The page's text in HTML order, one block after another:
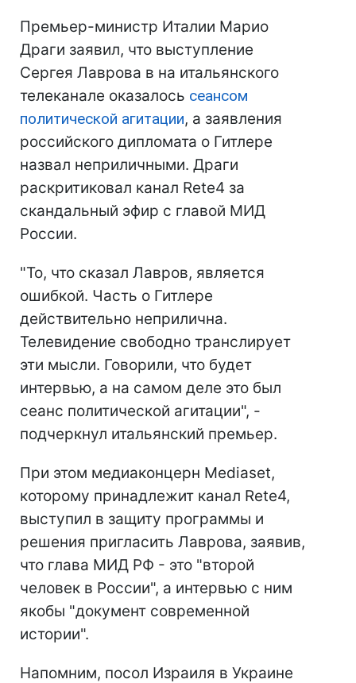
Премьер-министр Италии Марио
Драги заявил, что выступление
Сергея Лаврова в на итальянского
телеканале оказалось сеансом
политической агитации, а заявления
российского дипломата о Гитлере
назвал неприличными. Драги
раскритиковал канал Rete4 за
скандальный эфир с главой МИД
России.
"То, что сказал Лавров, является
ошибкой. Часть о Гитлере
действительно неприлична.
Телевидение свободно транслирует
эти мысли. Говорили, что будет
интервью, а на самом деле это был
сеанс политической агитации", -
подчеркнул итальянский премьер.
При этом медиаконцерн Mediaset,
которому принадлежит канал Rete4,
выступил в защиту программы и
решения пригласить Лаврова, заявив,
что глава МИД РФ - это "второй
человек в России", а интервью с ним
якобы "документ современной
истории".
Напомним, посол Израиля в Украине